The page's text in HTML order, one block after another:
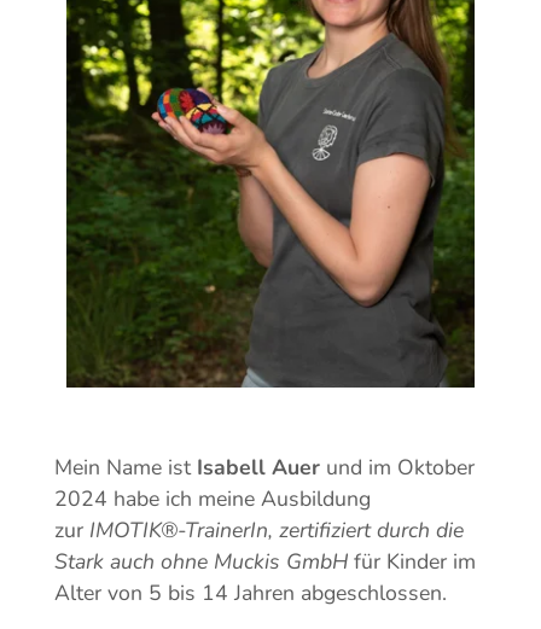
Mein Name ist Isabell Auerund im Oktober
2024 habe ich meine Ausbildung
zur IMOTIK®-TrainerIn, zertifiziert durch die
Stark auch ohne Muckis GmbHfür Kinder im
Alter von 5 bis 14 Jahren abgeschlossen.